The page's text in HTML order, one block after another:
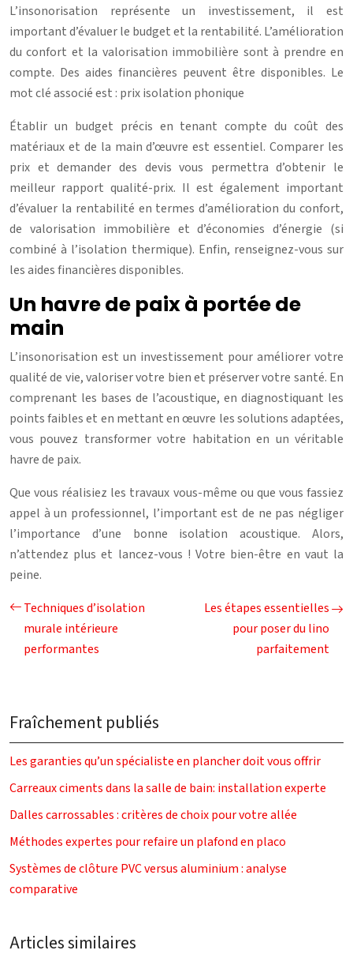
L’insonorisation représente un investissement, il est
important d’évaluer le budget et la rentabilité. L’amélioration
du confort et la valorisation immobilière sont à prendre en
compte. Des aides financières peuvent être disponibles. Le
mot clé associé est : prix isolation phonique
Établir un budget précis en tenant compte du coût des
matériaux et de la main d’œuvre est essentiel. Comparer les
prix et demander des devis vous permettra d’obtenir le
meilleur rapport qualité-prix. Il est également important
d’évaluer la rentabilité en termes d’amélioration du confort,
de valorisation immobilière et d’économies d’énergie (si
combiné à l’isolation thermique). Enfin, renseignez-vous sur
les aides financières disponibles.
Un havre de paix à portée de
main
L’insonorisation est un investissement pour améliorer votre
qualité de vie, valoriser votre bien et préserver votre santé. En
comprenant les bases de l’acoustique, en diagnostiquant les
points faibles et en mettant en œuvre les solutions adaptées,
vous pouvez transformer votre habitation en un véritable
havre de paix.
Que vous réalisiez les travaux vous-même ou que vous fassiez
appel à un professionnel, l’important est de ne pas négliger
l’importance d’une bonne isolation acoustique. Alors,
n’attendez plus et lancez-vous ! Votre bien-être en vaut la
peine.
Techniques d’isolation
murale intérieure
performantes
Les étapes essentielles
pour poser du lino
parfaitement
Fraîchement publiés
Les garanties qu’un spécialiste en plancher doit vous offrir
Carreaux ciments dans la salle de bain: installation experte
Dalles carrossables : critères de choix pour votre allée
Méthodes expertes pour refaire un plafond en placo
Systèmes de clôture PVC versus aluminium : analyse
comparative
Articles similaires